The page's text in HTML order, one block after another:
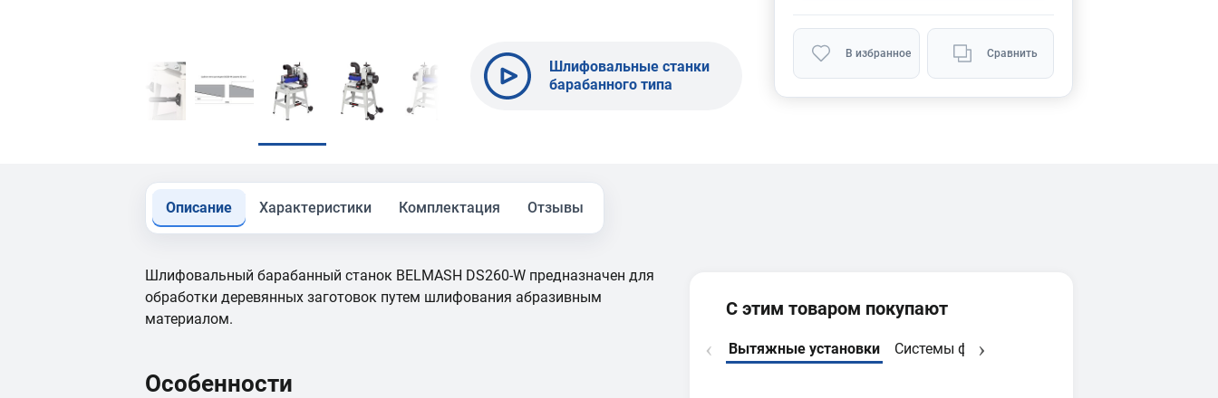
Шлифовальные станки
барабанного типа
В избранное Сравнить
Описание Характеристики Комплектация Отзывы
Шлифовальный барабанный станок BELMASH DS260-W предназначен для
обработки деревянных заготовок путем шлифования абразивным
материалом.
Особенности
С этим товаром покупают
Вытяжные установки Системы фильтрации